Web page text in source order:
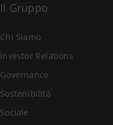
Il Gruppo
Chi Siamo
Investor Relations
Governance
Sostenibilità
Sociale